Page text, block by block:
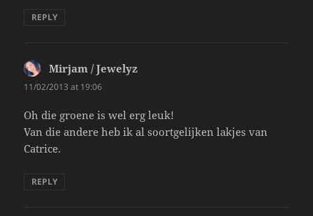
REPLY
Mirjam / Jewelyz
11/02/2013 at 19:06
Oh die groene is wel erg leuk!
Van die andere heb ik al soortgelijken lakjes van
Catrice.
REPLY